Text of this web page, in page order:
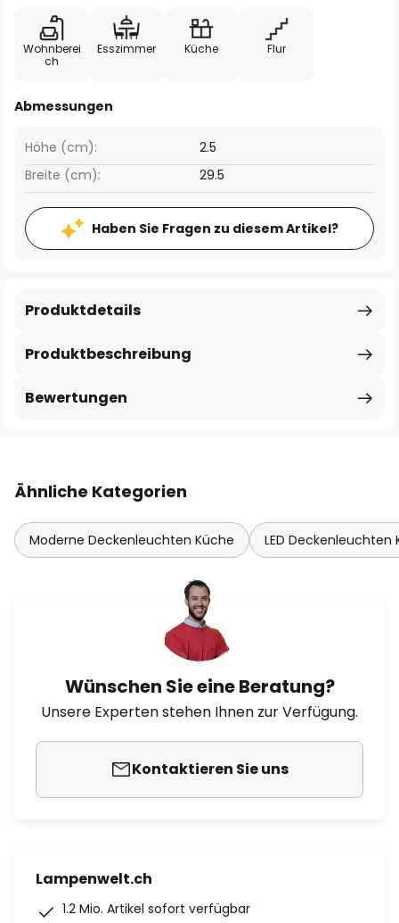
Wohnberei
ch
Esszimmer Küche Flur
Abmessungen
Breite (cm): 29.5
Höhe (cm): 2.5
Haben Sie Fragen zu diesem Artikel?
Produktbeschreibung
Produktdetails
Bewertungen
Ähnliche Kategorien
Moderne Deckenleuchten Küche LED Deckenleuchten
Wünschen Sie eine Beratung?
Unsere Experten stehen Ihnen zur Verfügung.
Kontaktieren Sie uns
Lampenwelt.ch
1.2 Mio. Artikel sofort verfügbar